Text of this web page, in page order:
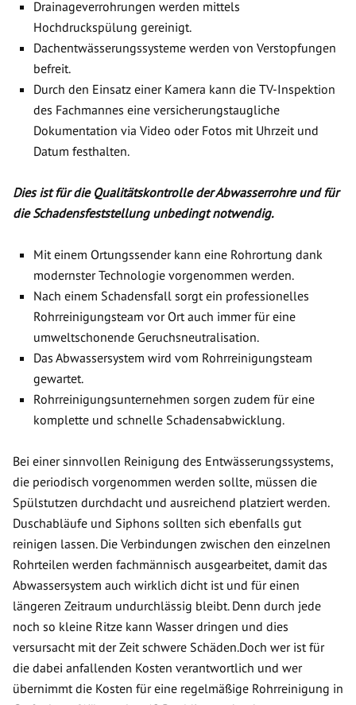
Drainageverrohrungen werden mittels
Hochdruckspülung gereinigt.
Dachentwässerungssysteme werden von Verstopfungen
befreit.
Durch den Einsatz einer Kamera kann die TV-Inspektion
des Fachmannes eine versicherungstaugliche
Dokumentation via Video oder Fotos mit Uhrzeit und
Datum festhalten.
Dies ist für die Qualitätskontrolle der Abwasserrohre und für
die Schadensfeststellung unbedingt notwendig.
Mit einem Ortungssender kann eine Rohrortung dank
modernster Technologie vorgenommen werden.
Nach einem Schadensfall sorgt ein professionelles
Rohrreinigungsteam vor Ort auch immer für eine
umweltschonende Geruchsneutralisation.
Das Abwassersystem wird vom Rohrreinigungsteam
gewartet.
Rohrreinigungsunternehmen sorgen zudem für eine
komplette und schnelle Schadensabwicklung.
Bei einer sinnvollen Reinigung des Entwässerungssystems,
die periodisch vorgenommen werden sollte, müssen die
Spülstutzen durchdacht und ausreichend platziert werden.
Duschabläufe und Siphons sollten sich ebenfalls gut
reinigen lassen. Die Verbindungen zwischen den einzelnen
Rohrteilen werden fachmännisch ausgearbeitet, damit das
Abwassersystem auch wirklich dicht ist und für einen
längeren Zeitraum undurchlässig bleibt. Denn durch jede
noch so kleine Ritze kann Wasser dringen und dies
versursacht mit der Zeit schwere Schäden.Doch wer ist für
die dabei anfallenden Kosten verantwortlich und wer
übernimmt die Kosten für eine regelmäßige Rohrreinigung in